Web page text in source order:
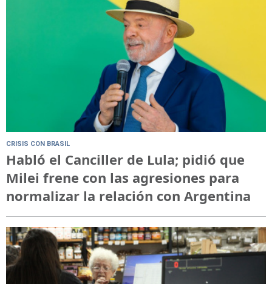
CRISIS CON BRASIL
Habló el Canciller de Lula; pidió que
Milei frene con las agresiones para
normalizar la relación con Argentina